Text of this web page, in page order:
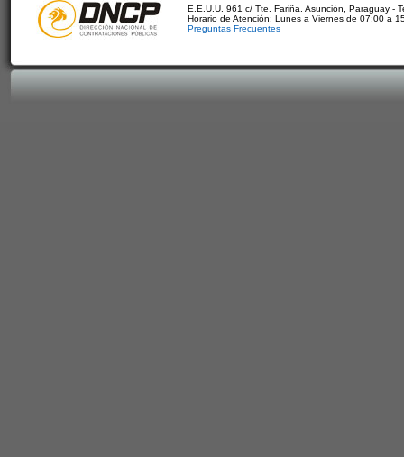
E.E.U.U. 961 c/ Tte. Fariña. Asunción, Paraguay -
Horario de Atención: Lunes a Viernes de 07:00 a
Preguntas Frecuentes